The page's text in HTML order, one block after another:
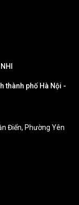
thành phố Hà Nội -
Điển, Phường Yên